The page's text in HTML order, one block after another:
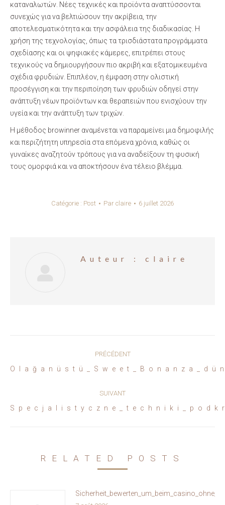
καταναλωτών. Νέες τεχνικές και προϊόντα αναπτύσσονται
συνεχώς για να βελτιώσουν την ακρίβεια, την
αποτελεσματικότητα και την ασφάλεια της διαδικασίας. Η
χρήση της τεχνολογίας, όπως τα τρισδιάστατα προγράμματα
σχεδίασης και οι ψηφιακές κάμερες, επιτρέπει στους
τεχνικούς να δημιουργήσουν πιο ακριβή και εξατομικευμένα
σχέδια φρυδιών. Επιπλέον, η έμφαση στην ολιστική
προσέγγιση και την περιποίηση των φρυδιών οδηγεί στην
ανάπτυξη νέων προϊόντων και θεραπειών που ενισχύουν την
υγεία και την ανάπτυξη των τριχών.
Η μέθοδος browinner αναμένεται να παραμείνει μια δημοφιλής
και περιζήτητη υπηρεσία στα επόμενα χρόνια, καθώς οι
γυναίκες αναζητούν τρόπους για να αναδείξουν τη φυσική
τους ομορφιά και να αποκτήσουν ένα τέλειο βλέμμα.
Catégorie : Post Par claire 6 juillet 2026
Auteur : claire
PRÉCÉDENT
Article
:
SUIVANT
Article
RELATED POSTS